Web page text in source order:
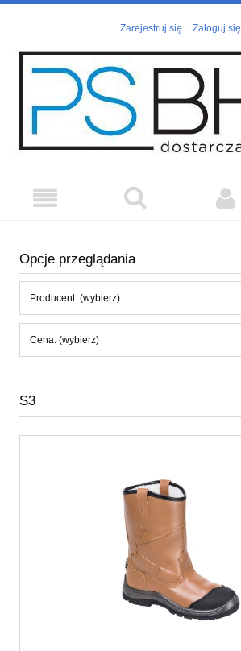
Zarejestruj się Zaloguj się
Opcje przeglądania
Producent: (wybierz)
Cena: (wybierz)
S3